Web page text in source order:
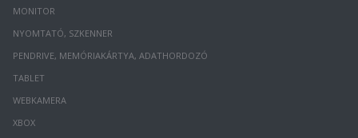
MONITOR
NYOMTATÓ, SZKENNER
PENDRIVE, MEMÓRIAKÁRTYA, ADATHORDOZÓ
TABLET
WEBKAMERA
XBOX